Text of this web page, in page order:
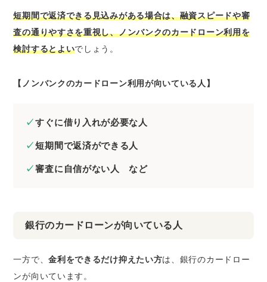
短期間で返済できる見込みがある場合は、融資スピードや審
査の通りやすさを重視し、ノンバンクのカードローン利用を
検討するとよいでしょう。
【ノンバンクのカードローン利用が向いている人】
すぐに借り入れが必要な人
短期間で返済ができる人
審査に自信がない人 など
銀行のカードローンが向いている人
一方で、金利をできるだけ抑えたい方は、銀行のカードロー
ンが向いています。